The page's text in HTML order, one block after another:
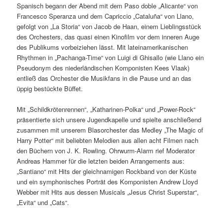
Spanisch begann der Abend mit dem Paso doble „Alicante“ von
Francesco Speranza und dem Capriccio „Cataluña“ von Llano,
gefolgt von „La Storia“ von Jacob de Haan, einem Lieblingsstück
des Orchesters, das quasi einen Kinofilm vor dem inneren Auge
des Publikums vorbeiziehen lässt. Mit lateinamerikanischen
Rhythmen in „Pachanga-Time“ von Luigi di Ghisallo (wie Llano ein
Pseudonym des niederländischen Komponisten Kees Vlaak)
entließ das Orchester die Musikfans in die Pause und an das
üppig bestückte Büffet.
Mit „Schildkrötenrennen“, „Katharinen-Polka“ und „Power-Rock“
präsentierte sich unsere Jugendkapelle und spielte anschließend
zusammen mit unserem Blasorchester das Medley „The Magic of
Harry Potter“ mit beliebten Melodien aus allen acht Filmen nach
den Büchern von J. K. Rowling. Ohrwurm-Alarm rief Moderator
Andreas Hammer für die letzten beiden Arrangements aus:
„Santiano“ mit Hits der gleichnamigen Rockband von der Küste
und ein symphonisches Porträt des Komponisten Andrew Lloyd
Webber mit Hits aus dessen Musicals „Jesus Christ Superstar“,
„Evita“ und „Cats“.